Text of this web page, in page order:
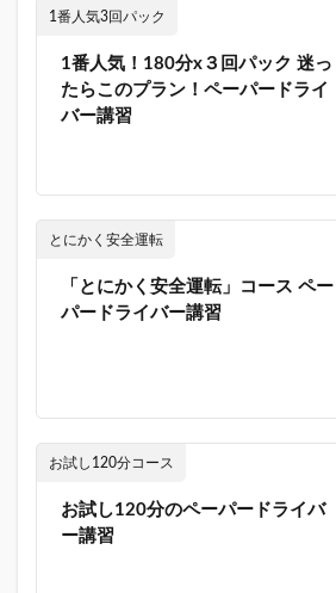
1番人気3回パック
1番人気！180分x３回パック 迷っ
たらこのプラン！ペーパードライ
バー講習
とにかく安全運転
「とにかく安全運転」コース ペー
パードライバー講習
お試し120分コース
お試し120分のペーパードライバ
ー講習